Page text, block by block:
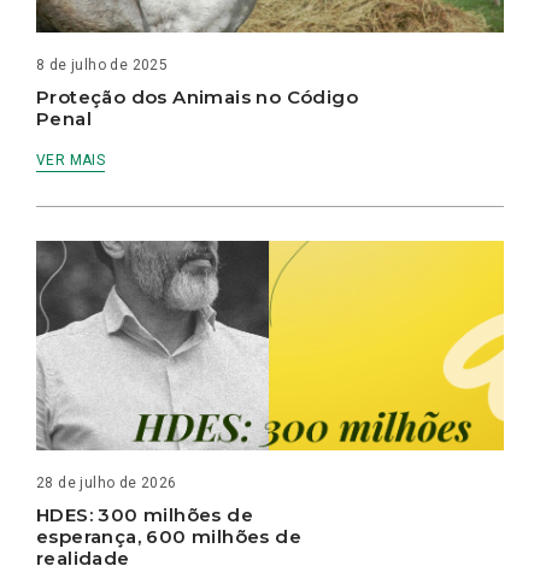
8 de julho de 2025
Proteção dos Animais no Código
Penal
VER MAIS
28 de julho de 2026
HDES: 300 milhões de
esperança, 600 milhões de
realidade